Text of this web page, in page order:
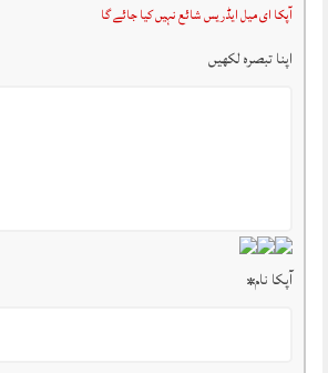
آپکا ای میل ایڈریس شائع نہیں کیا جائے گا
اپنا تبصرہ لکھیں
آپکا نام*